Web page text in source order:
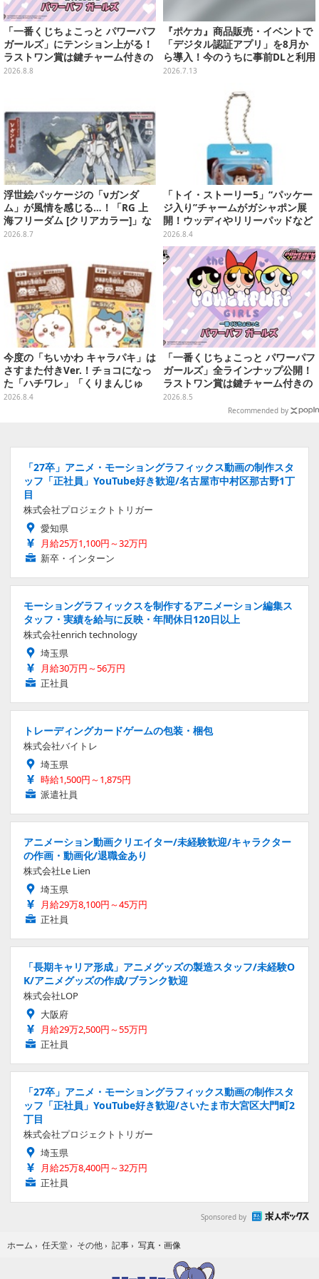
「一番くじちょこっと パワーパフ
ガールズ」にテンション上がる！
ラストワン賞は鍵チャーム付きの
シール帳スペシャルセット
2026.8.8
『ポケカ』商品販売・イベントで
「デジタル認証アプリ」を8月か
ら導入！今のうちに事前DLと利用
登録をお願い
2026.7.13
浮世絵パッケージの「νガンダ
ム」が風情を感じる…！「RG 上
海フリーダム [クリアカラー]」な
どガンプラ2商品が8月順次発売
2026.8.7
「トイ・ストーリー5」“パッケー
ジ入り”チャームがガシャポン展
開！ウッディやリリーパッドなど
全5種、裏面はキャラクターごと
に異なるデザイン
2026.8.4
今度の「ちいかわ キャラパキ」は
さすまた付きVer.！チョコになっ
た「ハチワレ」「くりまんじゅ
う」たちも可愛い全8種
2026.8.4
「一番くじちょこっと パワーパフ
ガールズ」全ラインナップ公開！
ラストワン賞は鍵チャーム付きの
シール帳スペシャルセットを用意
2026.8.5
Recommended by
「27卒」アニメ・モーショングラフィックス動画の制作スタ
ッフ「正社員」YouTube好き歓迎/名古屋市中村区那古野1丁
目
株式会社プロジェクトトリガー
愛知県
月給25万1,100円～32万円
新卒・インターン
モーショングラフィックスを制作するアニメーション編集ス
タッフ・実績を給与に反映・年間休日120日以上
株式会社enrich technology
埼玉県
月給30万円～56万円
正社員
トレーディングカードゲームの包装・梱包
株式会社バイトレ
埼玉県
時給1,500円～1,875円
派遣社員
アニメーション動画クリエイター/未経験歓迎/キャラクター
の作画・動画化/退職金あり
株式会社Le Lien
埼玉県
月給29万8,100円～45万円
正社員
「長期キャリア形成」アニメグッズの製造スタッフ/未経験O
K/アニメグッズの作成/ブランク歓迎
株式会社LOP
大阪府
月給29万2,500円～55万円
正社員
「27卒」アニメ・モーショングラフィックス動画の制作スタ
ッフ「正社員」YouTube好き歓迎/さいたま市大宮区大門町2
丁目
株式会社プロジェクトトリガー
埼玉県
月給25万8,400円～32万円
正社員
Sponsored by
ホーム › 任天堂 › その他 › 記事 › 写真・画像